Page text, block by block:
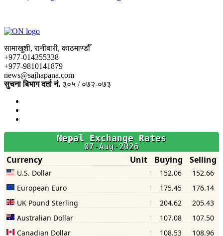
सामाखुशी, रानीबारी, काठमाण्डौँ
+977-014355338
+977-9810141879
news@sajhapana.com
सुचना बिभाग दर्ता नं. ३०५ / ०७२-०७३